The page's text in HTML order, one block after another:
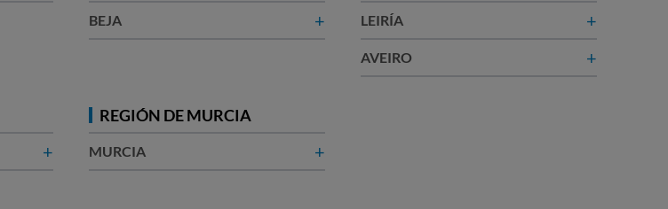
BEJA + LEIRÍA +
AVEIRO +
+
REGIÓN DE MURCIA
MURCIA +